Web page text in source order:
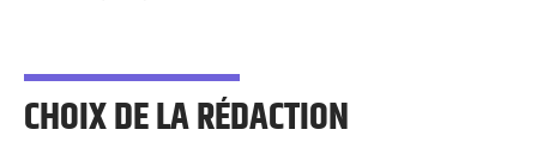
CHOIX DE LA RÉDACTION